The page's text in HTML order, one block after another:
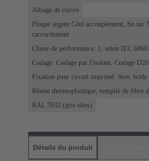
Alliage de cuivre
Plaqué argent Côté accouplement, Sn sur
raccordement
Classe de performance: 1, selon IEC
Codage: Codage par l'isolant, Codage D20
Fixation pour circuit imprimé: Avec bride
Résine thermoplastique, remplie de fibre
RAL 7032 (gris silex)
Détails du produit